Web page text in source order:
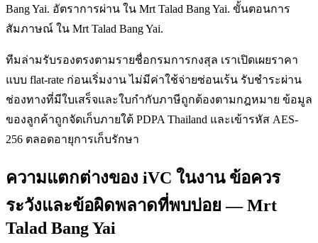
Bang Yai. อัตราการผ่าน ใน Mrt Talad Bang Yai. ขั้นตอนการ
สัมภาษณ์ ใน Mrt Talad Bang Yai.
ทีมล่ามรับรองตรงตามรายชื่อกรมการกงสุล เราเปิดเผยราคา
แบบ flat-rate ก่อนเริ่มงาน ไม่มีค่าใช้จ่ายซ่อนเร้น รับชำระผ่าน
ช่องทางที่มีใบเสร็จและใบกำกับภาษีถูกต้องตามกฎหมาย ข้อมูล
ของลูกค้าถูกจัดเก็บภายใต้ PDPA Thailand และเข้ารหัส AES-
256 ตลอดอายุการเก็บรักษา
ความแตกต่างของ iVC ในงาน ข้อควร
ระวังและข้อผิดพลาดที่พบบ่อย — Mrt
Talad Bang Yai